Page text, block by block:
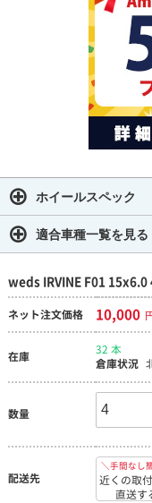
ホイールスペック
適合車種一覧を見る
weds IRVINE F01 15x6.0
ネット注文価格 10,000
在庫
32 本
倉庫状況
数量
配送先
＼手間なし
近くの取
直送す